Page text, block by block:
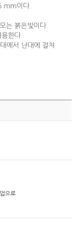
mm이다.
는 붉은빛이다.
한다.
에서 난대에 걸쳐
으로